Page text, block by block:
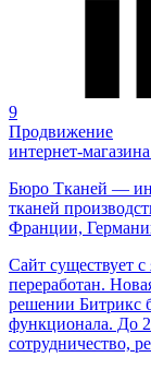
9
Продвижение
интернет-
Бюро Тканей —
тканей
Франции,
Сайт существует
переработан.
решении Битрикс
функционала. До
сотрудничество,